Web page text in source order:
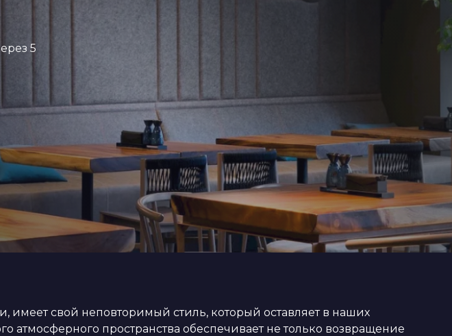
5
имеет свой неповторимый стиль, который оставляет в наших
пространства обеспечивает не только возвращение